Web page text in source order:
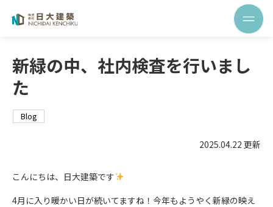
新緑の中、社内検査を行いまし
た
Blog
2025.04.22 更新
こんにちは、日大建築です
4月に入り暖かい日が続いてますね！今年もようやく新緑の映え